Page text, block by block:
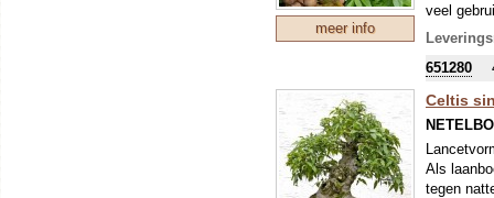
meer info
veel
651280
Celtis
Als
tegen